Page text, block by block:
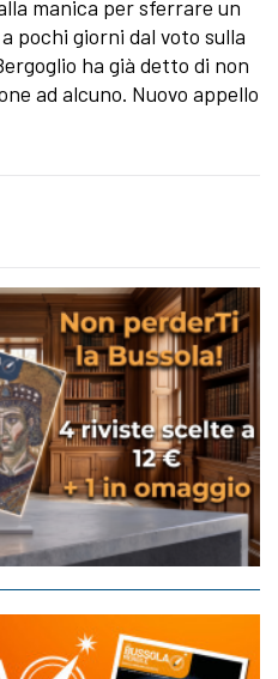
manica per sferrare un
pochi giorni dal voto sulla
ha già detto di non
ad alcuno. Nuovo appello